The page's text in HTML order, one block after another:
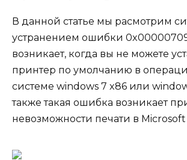
В данной статье мы расмотрим
устранением ошибки
возникает, когда вы не можете
принтер по умолчанию в
системе windows 7 x86 или
также такая ошибка возникает
невозможности печати в